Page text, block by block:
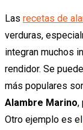
Las recetas de
verduras,
integran muchos
rendidor. Se
más populares
Alambre Marino,
Otro ejemplo es el